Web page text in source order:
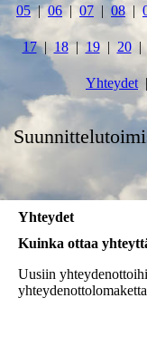
05 06 07 08
17 18 19 20
Yhteydet
Yhteydet
Kuinka ottaa
Uusiin